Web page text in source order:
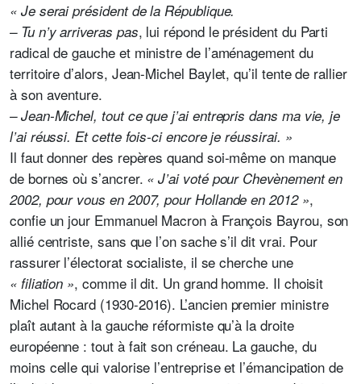
« Je serai président de la République.
– Tu n’y arriveras pas, lui répond le président du Parti
radical de gauche et ministre de l’aménagement du
territoire d’alors, Jean-Michel Baylet, qu’il tente de rallier
à son aventure.
– Jean-Michel, tout ce que j’ai entrepris dans ma vie, je
l’ai réussi. Et cette fois-ci encore je réussirai. »
Il faut donner des repères quand soi-même on manque
de bornes où s’ancrer. « J’ai voté pour Chevènement en
2002, pour vous en 2007, pour Hollande en 2012 »,
confie un jour Emmanuel Macron à François Bayrou, son
allié centriste, sans que l’on sache s’il dit vrai. Pour
rassurer l’électorat socialiste, il se cherche une
« filiation », comme il dit. Un grand homme. Il choisit
Michel Rocard (1930-2016). L’ancien premier ministre
plaît autant à la gauche réformiste qu’à la droite
européenne : tout à fait son créneau. La gauche, du
moins celle qui valorise l’entreprise et l’émancipation de